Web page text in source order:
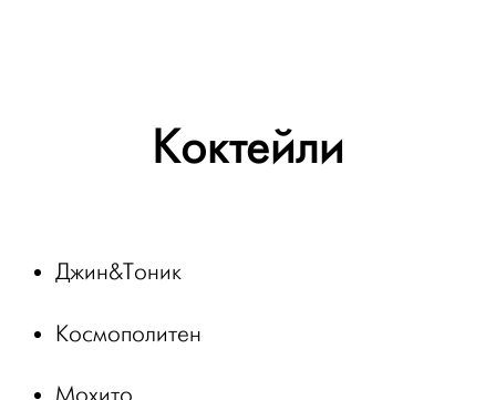
Коктейли
Джин&Тоник
Космополитен